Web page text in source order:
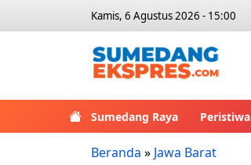
Kamis, 6 Agustus 2026 - 15:00
Sumedang Raya Peristiwa
Beranda » Jawa Barat